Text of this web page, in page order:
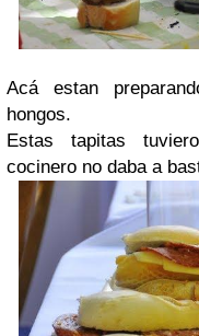
Acá estan
hongos.
Estas tapitas
cocinero no daba a